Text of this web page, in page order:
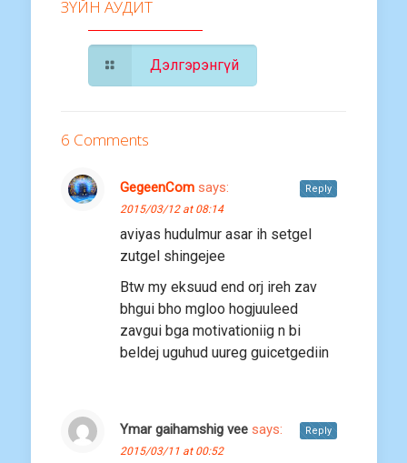
ЗҮЙН АУДИТ
Дэлгэрэнгүй
6 Comments
GegeenCom says:
2015/03/12 at 08:14
aviyas hudulmur asar ih setgel
zutgel shingejee
Btw my eksuud end orj ireh zav
bhgui bho mgloo hogjuuleed
zavgui bga motivationiig n bi
beldej uguhud uureg guicetgediin
Reply
Ymar gaihamshig vee says:
2015/03/11 at 00:52
Reply